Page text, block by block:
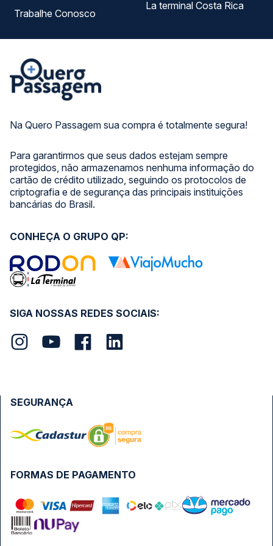
Na Quero Passagem sua compra é totalmente segura!
Para garantirmos que seus dados estejam sempre
protegidos, não armazenamos nenhuma informação do
cartão de crédito utilizado, seguindo os protocolos de
criptografia e de segurança das principais instituições
bancárias do Brasil.
Trabalhe Conosco
La terminal Costa Rica
SIGA NOSSAS REDES SOCIAIS:
CONHEÇA O GRUPO QP:
FORMAS DE PAGAMENTO
SEGURANÇA